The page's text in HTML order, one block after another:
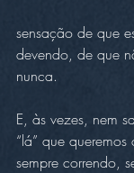
sensação de que
devendo, de que
nunca.
E, às vezes, nem
“lá” que
sempre correndo,